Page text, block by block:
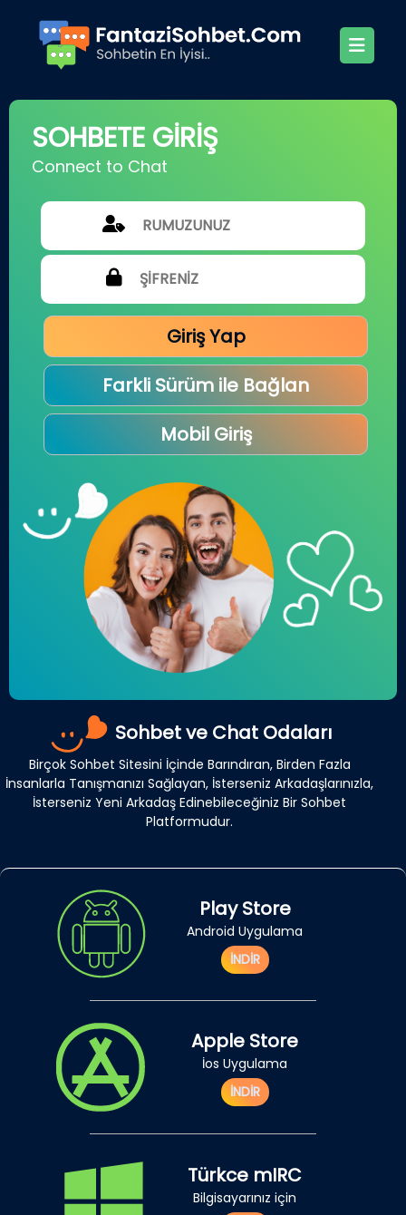
SOHBETE GİRİŞ
Connect to Chat
Giriş Yap
Farkli Sürüm ile Bağlan
Mobil Giriş
Sohbet ve Chat Odaları
Birçok Sohbet Sitesini İçinde Barındıran, Birden Fazla
İnsanlarla Tanışmanızı Sağlayan, İsterseniz Arkadaşlarınızla,
İsterseniz Yeni Arkadaş Edinebileceğiniz Bir Sohbet
Platformudur.
Play Store
Android Uygulama
İNDİR
Apple Store
İos Uygulama
İNDİR
Türkce mIRC
Bilgisayarınız için